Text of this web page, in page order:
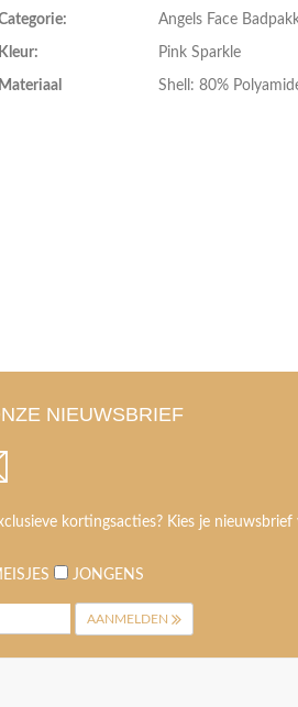
Angels Face
Kleur: Pink Sparkle
Materiaal Shell: 80%
NIEUWSBRIEF
kortingsacties? Kies je
JONGENS
AANMELDEN